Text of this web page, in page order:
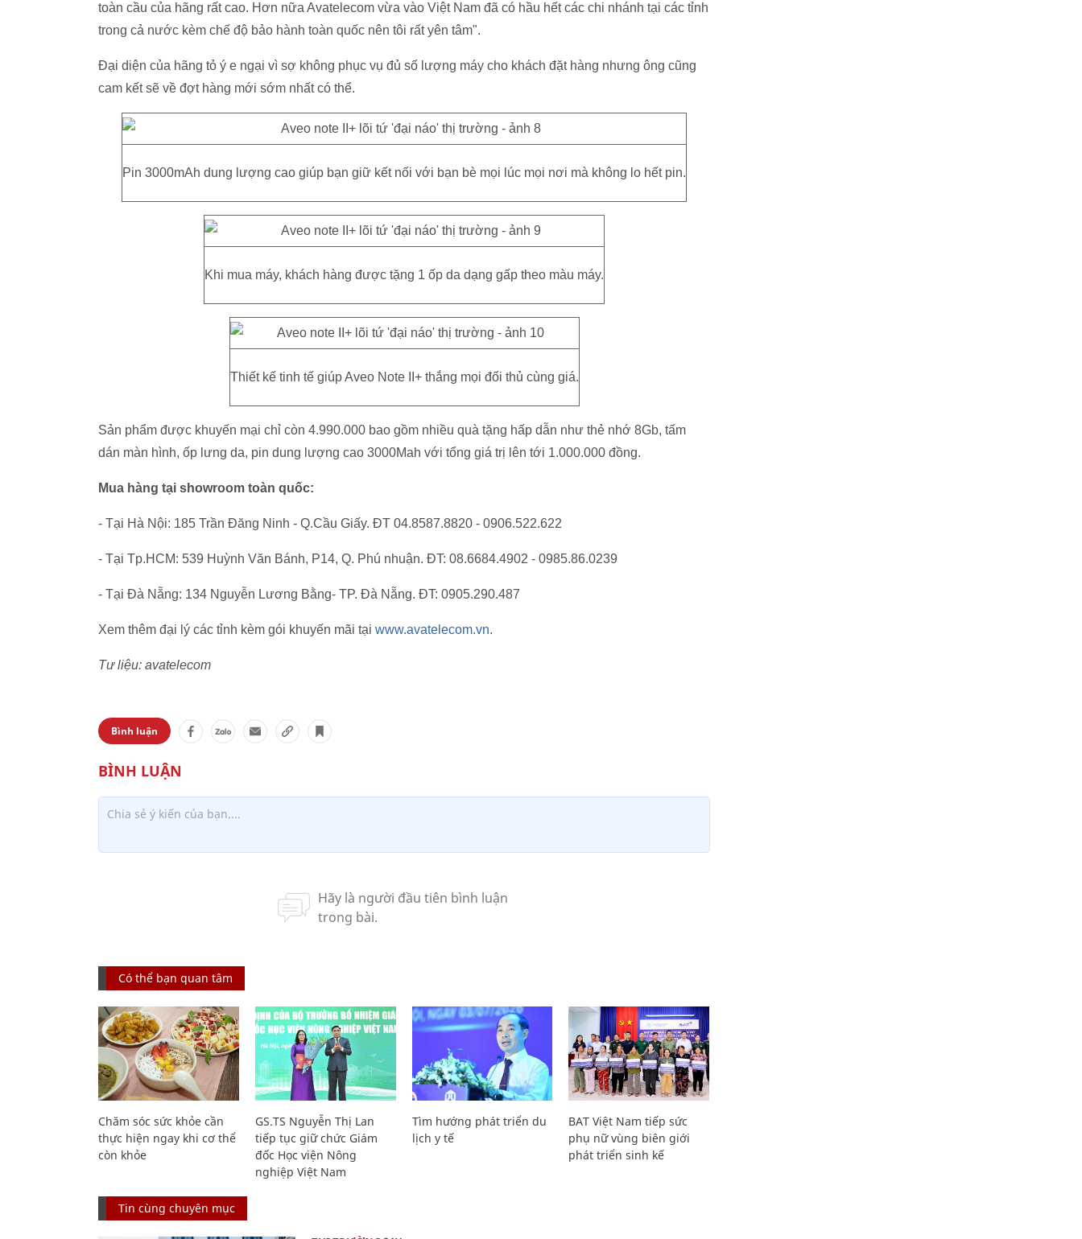
toàn cầu của hãng rất cao. Hơn nữa Avatelecom vừa vào Việt Nam đã có hầu hết các chi nhánh tại các tỉnh
trong cả nước kèm chế độ bảo hành toàn quốc nên tôi rất yên tâm".
Đại diện của hãng tỏ ý e ngại vì sợ không phục vụ đủ số lượng máy cho khách đặt hàng nhưng ông cũng
cam kết sẽ về đợt hàng mới sớm nhất có thể.
Pin 3000mAh dung lượng cao giúp bạn giữ kết nối với bạn bè mọi lúc mọi nơi mà không lo hết pin.
Khi mua máy, khách hàng được tặng 1 ốp da dạng gấp theo màu máy.
Thiết kế tinh tế giúp Aveo Note II+ thắng mọi đối thủ cùng giá.
Sản phẩm được khuyến mại chỉ còn 4.990.000 bao gồm nhiều quà tặng hấp dẫn như thẻ nhớ 8Gb, tấm
dán màn hình, ốp lưng da, pin dung lượng cao 3000Mah với tổng giá trị lên tới 1.000.000 đồng.
Mua hàng tại showroom toàn quốc:
- Tại Hà Nội: 185 Trần Đăng Ninh - Q.Cầu Giấy. ĐT 04.8587.8820 - 0906.522.622
- Tại Tp.HCM: 539 Huỳnh Văn Bánh, P14, Q. Phú nhuận. ĐT: 08.6684.4902 - 0985.86.0239
- Tại Đà Nẵng: 134 Nguyễn Lương Bằng- TP. Đà Nẵng. ĐT: 0905.290.487
Xem thêm đại lý các tỉnh kèm gói khuyến mãi tại www.avatelecom.vn.
Tư liệu: avatelecom
Bình luận
Có thể bạn quan tâm
Chăm sóc sức khỏe cần
thực hiện ngay khi cơ thể
còn khỏe
GS.TS Nguyễn Thị Lan
tiếp tục giữ chức Giám
đốc Học viện Nông
nghiệp Việt Nam
Tìm hướng phát triển du
lịch y tế
BAT Việt Nam tiếp sức
phụ nữ vùng biên giới
phát triển sinh kế
Tin cùng chuyên mục